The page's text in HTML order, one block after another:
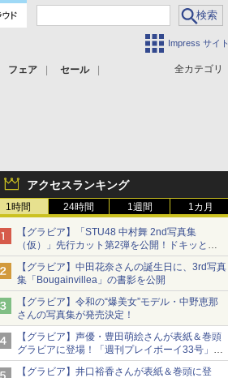
Impress サイト
全カテゴリ
フェア セール
アクセスランキング
1時間 24時間 1週間 1カ月
【グラビア】「STU48 中村舞 2nd写真集
（仮）」先行カット第2弾を公開！ドキッとす
るランジェリーカットなど新たな挑戦
【グラビア】中田花奈さんの誕生日に、3rd写真
集「Bougainvillea」の書影を公開
【グラビア】令和の“爆美女”モデル・中野恵那
さんの写真集が発売決定！
【グラビア】声優・豊田萌絵さんが表紙＆巻頭
グラビアに登場！「週刊プレイボーイ33号」本
日発売
【グラビア】井口裕香さんが表紙＆巻頭に登